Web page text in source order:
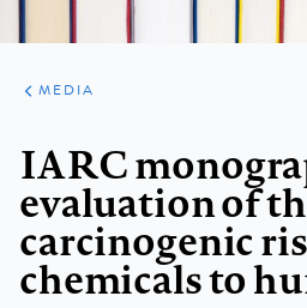
ARTIKELEN
VARIA
MEDIA
IARC
evaluation of
carcinogenic
chemicals to